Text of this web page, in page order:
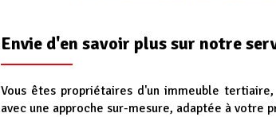
Envie d'en savoir plus sur notre
Vous êtes propriétaires d'un immeuble
avec une approche sur-mesure, adaptée à votre